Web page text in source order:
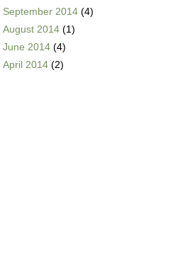
September 2014(4)
August 2014(1)
June 2014(4)
April 2014(2)